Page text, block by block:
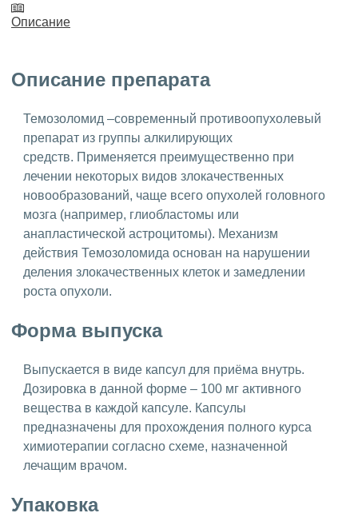
Описание
Описание препарата
Темозоломид –современный противоопухолевый
препарат из группы алкилирующих
средств. Применяется преимущественно при
лечении некоторых видов злокачественных
новообразований, чаще всего опухолей головного
мозга (например, глиобластомы или
анапластической астроцитомы). Механизм
действия Темозоломида основан на нарушении
деления злокачественных клеток и замедлении
роста опухоли.
Форма выпуска
Выпускается в виде капсул для приёма внутрь.
Дозировка в данной форме – 100 мг активного
вещества в каждой капсуле. Капсулы
предназначены для прохождения полного курса
химиотерапии согласно схеме, назначенной
лечащим врачом.
Упаковка